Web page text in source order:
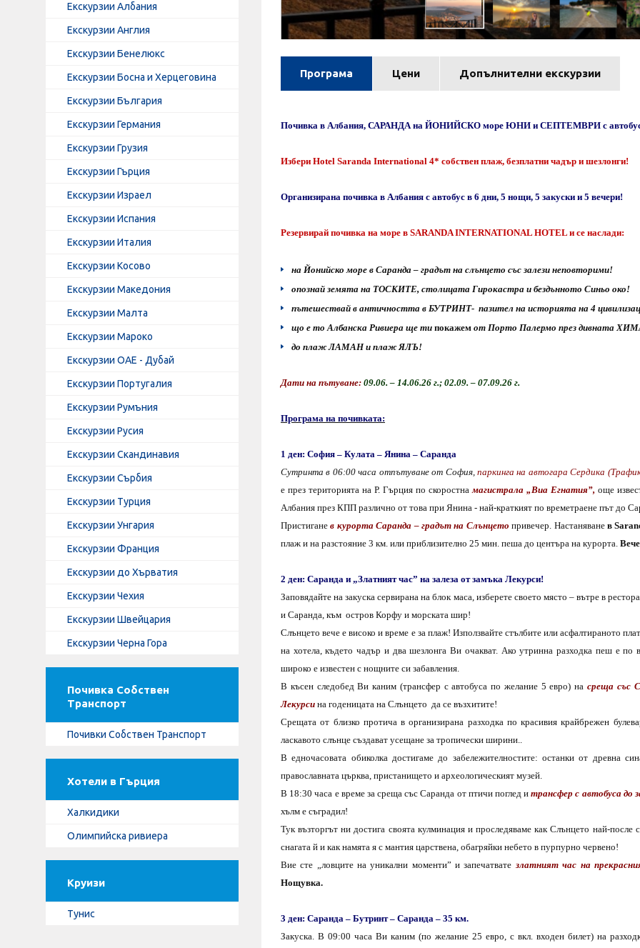
Екскурзии Албания
Екскурзии Англия
Екскурзии Бенелюкс
Екскурзии Босна и Херцеговина
Екскурзии България
Екскурзии Германия
Екскурзии Грузия
Екскурзии Гърция
Екскурзии Израел
Екскурзии Испания
Екскурзии Италия
Екскурзии Косово
Екскурзии Македония
Екскурзии Малта
Екскурзии Мароко
Екскурзии ОАЕ - Дубай
Екскурзии Португалия
Екскурзии Румъния
Екскурзии Русия
Екскурзии Скандинавия
Екскурзии Сърбия
Екскурзии Турция
Екскурзии Унгария
Екскурзии Франция
Екскурзии до Хърватия
Екскурзии Чехия
Екскурзии Швейцария
Екскурзии Черна Гора
Почивка Собствен
Транспорт
Почивки Собствен Транспорт
Хотели в Гърция
Халкидики
Олимпийска ривиера
Круизи
Тунис
Програма Цени Допълнителни екскурзии
Почивка в Албания, САРАНДА на ЙОНИЙСКО море ЮНИ и СЕПТЕМВРИ с
Избери Hotel Saranda International 4* собствен плаж, безплатни чадър и шезлонги!
Организирана почивка в Албания с автобус в 6 дни, 5 нощи, 5 закуски и 5 вечери!
Резервирай почивка на море в SARANDA INTERNATIONAL HOTEL и се наслади:
на Йонийско море в Саранда – градът на слънцето със залези неповторими!
опознай земята на ТОСКИТЕ, столицата Гирокастра и бездънното Синьо око!
пътешествай в античността в БУТРИНТ- пазител на историята на 4
що е то Албанска Ривиера ще ти покажем от Порто Палермо през дивната
до плаж ЛАМАН и плаж ЯЛЪ!
Дати на пътуване: 09.06. – 14.06.26 г.; 02.09. – 07.09.26 г.
Програма на почивката:
1 ден: София – Кулата – Янина – Саранда
Сутринта в 06:00 часа отпътуване от София, паркинга на автогара Сердика
е през територията на Р. Гърция по скоростна магистрала „Виа Егнатия”, още
Албания през КПП различно от това при Янина - най-краткият по времетраене път до
Пристиганев курортаСаранда – градът на Слънцето привечер. Настаняване в
плаж и на разстояние 3 км. или приблизително 25 мин. пеша до центъра на курорта.
2 ден: Саранда и „Златният час” на залеза от замъка Лекурси!
Заповядайте на закуска сервирана на блок маса, изберете своето място – вътре в
и Саранда, към остров Корфу и морската шир!
Слънцето вече е високо и време е за плаж! Използвайте стълбите или асфалтираното
на хотела, където чадър и два шезлонга Ви очакват. Ако утринна разходка пеш е по
широко е известен с нощните си забавления.
В късен следобедВи каним (трансфер с автобусапо желание 5 евро)насреща със
Лекурси на годеницата на Слънцето да се възхитите!
Срещата от близко протича в организирана разходка по красивия крайбрежен
ласкавото слънце създават усещане за тропически ширини..
В едночасовата обиколка достигаме до забележителностите: останки от древна
православната църква, пристанището и археологическият музей.
В 18:30 часа е време за среща със Саранда от птичи поглед итрансфер с автобуса до
хълм е съградил!
Тук възторгът ни достига своята кулминация и проследяваме как Слънцето най-после
снагата й и как намята я с мантия царствена, обагряйки небето в пурпурно червено!
Вие сте „ловците на уникални моменти” и запечатватезлатният час на
Нощувка.
3 ден: Саранда – Бутринт – Саранда – 35 км.
Закуска. В 09:00 часа Ви каним (по желание 25 евро, с вкл. входен билет) на